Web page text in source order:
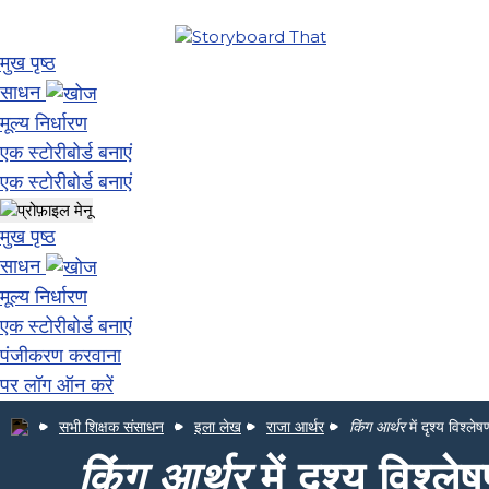
मुख पृष्ठ
साधन
मूल्य निर्धारण
एक स्टोरीबोर्ड बनाएं
एक स्टोरीबोर्ड बनाएं
मुख पृष्ठ
साधन
मूल्य निर्धारण
एक स्टोरीबोर्ड बनाएं
पंजीकरण करवाना
पर लॉग ऑन करें
सभी शिक्षक संसाधन इला लेख राजा आर्थर किंग आर्थरमें दृश्य
किंग आर्थरमें दृश्य